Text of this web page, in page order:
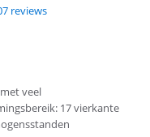
107 reviews.
reviews
veel
17 vierkante